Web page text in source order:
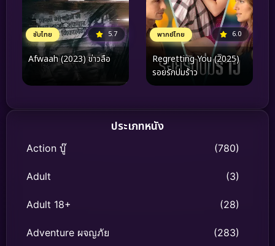
ซับไทย 5.7
Afwaah (2023) ข่าวลือ
พากย์ไทย 6.0
Regretting You (2025)
รอยรักปมร้าว
ประเภทหนัง
Action บู๊ (780)
Adult (3)
Adult 18+ (28)
Adventure ผจญภัย (283)